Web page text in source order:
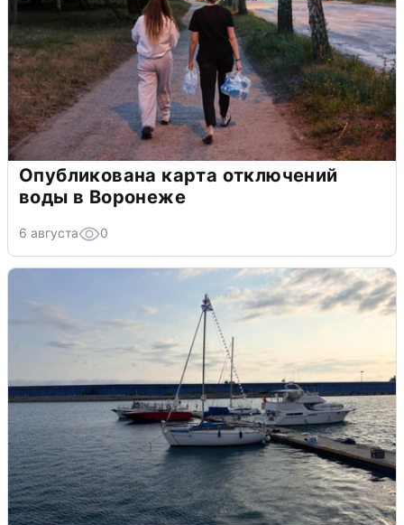
Опубликована карта отключений
воды в Воронеже
6 августа 0